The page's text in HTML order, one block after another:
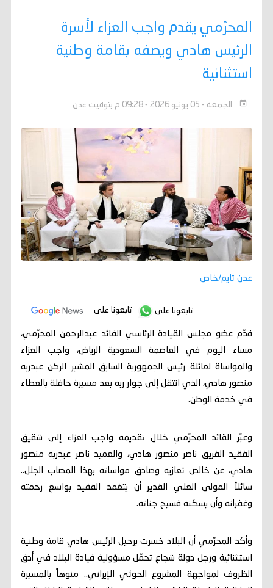
المحرّمي يقدم واجب العزاء لأسرة
الرئيس هادي ويصفه بقامة وطنية
استثنائية
الجمعة - 05 يونيو 2026 - 09:28 م بتوقيت عدن
عدن تايم/خاص
تابعونا على تابعونا على
قدّم عضو مجلس القيادة الرئاسي القائد عبدالرحمن المحرّمي،
مساء اليوم في العاصمة السعودية الرياض، واجب العزاء
والمواساة لعائلة رئيس الجمهورية السابق المشير الركن عبدربه
منصور هادي، الذي انتقل إلى جوار ربه بعد مسيرة حافلة بالعطاء
في خدمة الوطن.
وعبّر القائد المحرّمي خلال تقديمه واجب العزاء إلى شقيق
الفقيد الفريق ناصر منصور هادي، والعميد ناصر عبدربه منصور
هادي، عن خالص تعازيه وصادق مواساته بهذا المصاب الجلل..
سائلاً المولى العلي القدير أن يتغمد الفقيد بواسع رحمته
وغفرانه وأن يسكنه فسيح جناته.
وأكد المحرّمي أن البلاد خسرت برحيل الرئيس هادي قامة وطنية
استثنائية ورجل دولة شجاع تحمّل مسؤولية قيادة البلاد في أدق
الظروف لمواجهة المشروع الحوثي الإيراني.. منوهاً بالمسيرة